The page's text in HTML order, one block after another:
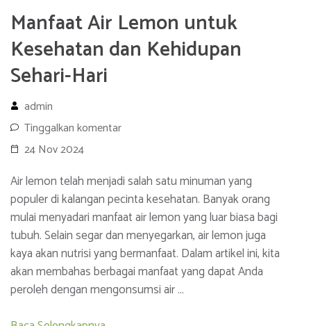
Manfaat Air Lemon untuk
Kesehatan dan Kehidupan
Sehari-Hari
admin
Tinggalkan komentar
24 Nov 2024
Air lemon telah menjadi salah satu minuman yang
populer di kalangan pecinta kesehatan. Banyak orang
mulai menyadari manfaat air lemon yang luar biasa bagi
tubuh. Selain segar dan menyegarkan, air lemon juga
kaya akan nutrisi yang bermanfaat. Dalam artikel ini, kita
akan membahas berbagai manfaat yang dapat Anda
peroleh dengan mengonsumsi air …